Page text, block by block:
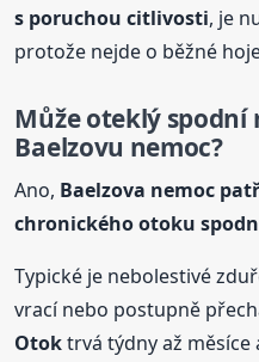
s poruchou citlivosti, je
protože nejde o běžné
Může oteklý spodní
Baelzovu nemoc?
Ano, Baelzova nemoc
chronickéhootoku
Typické je nebolestivé
vrací nebo postupně
Otoktrvá týdny až